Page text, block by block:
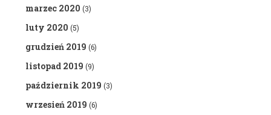
marzec 2020 (3)
luty 2020 (5)
grudzień 2019 (6)
listopad 2019 (9)
październik 2019 (3)
wrzesień 2019 (6)